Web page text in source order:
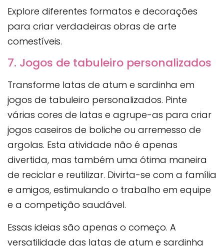
Explore diferentes formatos e decorações
para criar verdadeiras obras de arte
comestíveis.
7. Jogos de tabuleiro personalizados
Transforme latas de atum e sardinha em
jogos de tabuleiro personalizados. Pinte
várias cores de latas e agrupe-as para criar
jogos caseiros de boliche ou arremesso de
argolas. Esta atividade não é apenas
divertida, mas também uma ótima maneira
de reciclar e reutilizar. Divirta-se com a família
e amigos, estimulando o trabalho em equipe
e a competição saudável.
Essas ideias são apenas o começo. A
versatilidade das latas de atum e sardinha